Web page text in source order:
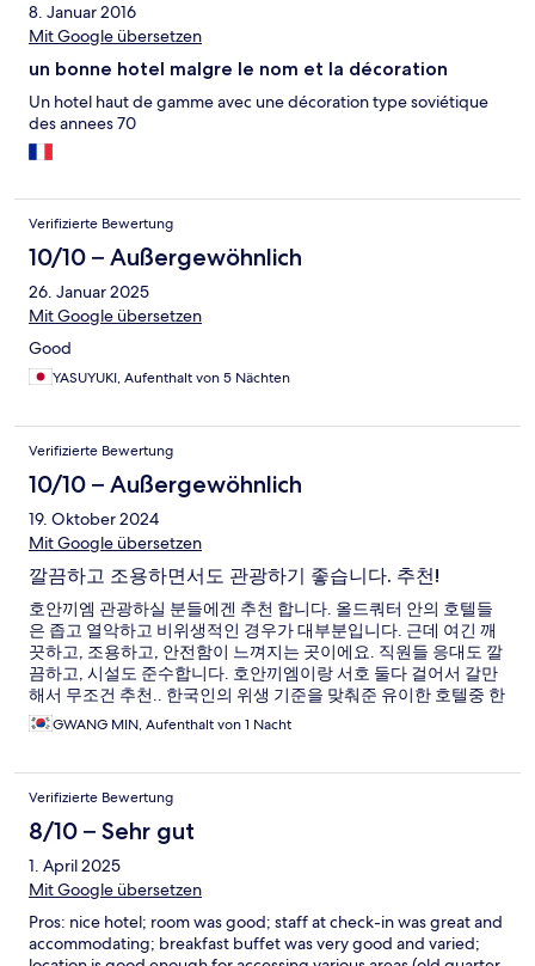
8. Januar 2016
Mit Google übersetzen
un bonne hotel malgre le nom et la décoration
Un hotel haut de gamme avec une décoration type soviétique
des annees 70
Verifizierte Bewertung
10/10 – Außergewöhnlich
26. Januar 2025
Mit Google übersetzen
Good
YASUYUKI, Aufenthalt von 5 Nächten
Verifizierte Bewertung
10/10 – Außergewöhnlich
19. Oktober 2024
Mit Google übersetzen
깔끔하고 조용하면서도 관광하기 좋습니다. 추천!
호안끼엠 관광하실 분들에겐 추천 합니다. 올드쿼터 안의 호텔들
은 좁고 열악하고 비위생적인 경우가 대부분입니다. 근데 여긴 깨
끗하고, 조용하고, 안전함이 느껴지는 곳이에요. 직원들 응대도 깔
끔하고, 시설도 준수합니다. 호안끼엠이랑 서호 둘다 걸어서 갈만
해서 무조건 추천.. 한국인의 위생 기준을 맞춰준 유이한 호텔중 한
곳 입니다. 추천!
GWANG MIN, Aufenthalt von 1 Nacht
Verifizierte Bewertung
8/10 – Sehr gut
1. April 2025
Mit Google übersetzen
Pros: nice hotel; room was good; staff at check-in was great and
accommodating; breakfast buffet was very good and varied;